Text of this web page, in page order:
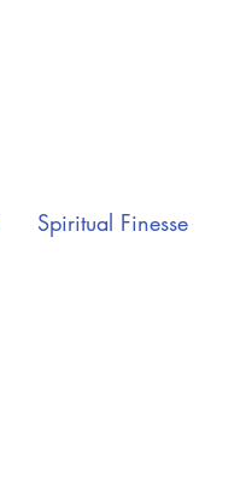
Spiritual Finesse